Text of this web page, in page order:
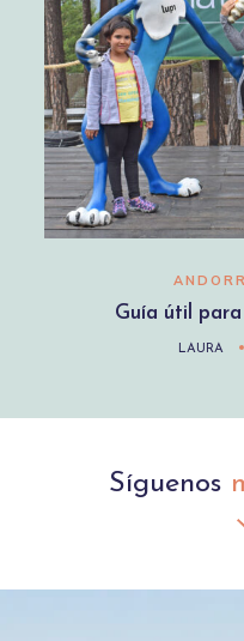
Guía útil
LAURA
Síguenos